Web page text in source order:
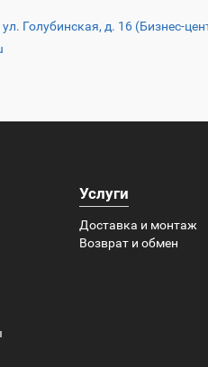
Голубинская, д. 16 (Бизнес-
Услуги
Доставка и монтаж
Возврат и обмен